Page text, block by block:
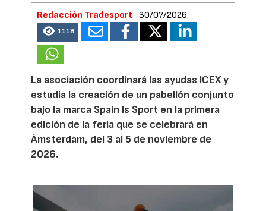
Redacción Tradesport 30/07/2026
1118
La asociación coordinará las ayudas ICEX y
estudia la creación de un pabellón conjunto
bajo la marca Spain Is Sport en la primera
edición de la feria que se celebrará en
Ámsterdam, del 3 al 5 de noviembre de
2026.